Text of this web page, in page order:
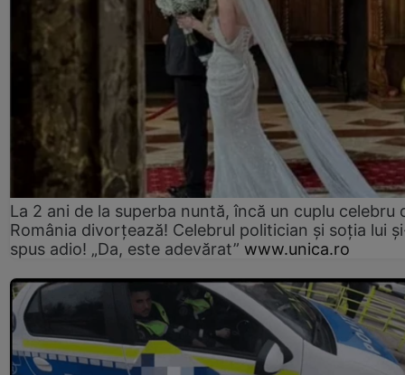
La 2 ani de la superba nuntă, încă un cuplu celebru
România divorțează! Celebrul politician și soția lui
spus adio! „Da, este adevărat” www.unica.ro